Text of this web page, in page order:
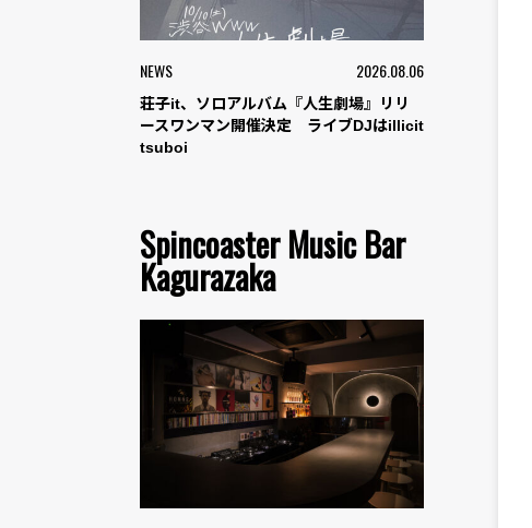
NEWS 2026.08.06
荘子it、ソロアルバム『人生劇場』リリ
ースワンマン開催決定 ライブDJはillicit
tsuboi
Spincoaster Music Bar
Kagurazaka